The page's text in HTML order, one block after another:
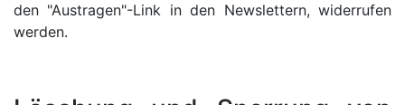
den "Austragen"-Link in den Newslettern, widerrufen
werden.